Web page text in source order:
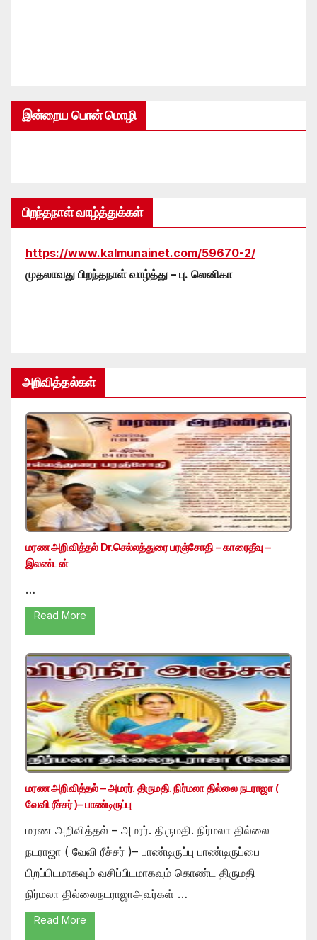
இன்றைய பொன் மொழி
பிறந்தநாள் வாழ்த்துக்கள்
https://www.kalmunainet.com/59670-2/
முதலாவது பிறந்தநாள் வாழ்த்து – பு. லெனிகா
அறிவித்தல்கள்
மரண அறிவித்தல் Dr.செல்லத்துரை பரஞ்சோதி – காரைதீவு –
இலண்டன்
…
Read More
மரண அறிவித்தல் – அமரர். திருமதி. நிர்மலா தில்லை நடராஜா (
வேவி ரீச்சர் )– பாண்டிருப்பு
மரண அறிவித்தல் – அமரர். திருமதி. நிர்மலா தில்லை
நடராஜா ( வேவி ரீச்சர் )– பாண்டிருப்பு பாண்டிருப்பை
பிறப்பிடமாகவும் வசிப்பிடமாகவும் கொண்ட திருமதி
நிர்மலா தில்லைநடராஜாஅவர்கள் …
Read More